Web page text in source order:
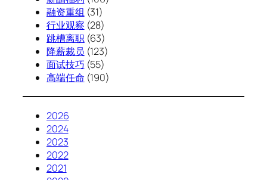
融资重组 (31)
行业观察 (28)
跳槽离职(63)
降薪裁员 (123)
面试技巧 (55)
高端任命 (190)
2026
2024
2023
2022
2021